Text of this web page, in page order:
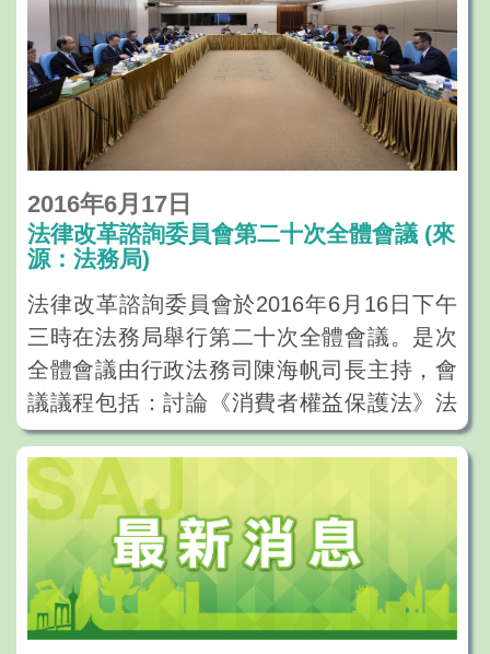
2016年6月17日
法律改革諮詢委員會第二十次全體會議 (來
源：法務局)
法律改革諮詢委員會於2016年6月16日下午
三時在法務局舉行第二十次全體會議。是次
全體會議由行政法務司陳海帆司長主持，會
議議程包括：討論《消費者權益保護法》法
律草案及修訂《刑法典》侵犯性自由罪及侵
犯性自決罪的規定諮詢總結報告。